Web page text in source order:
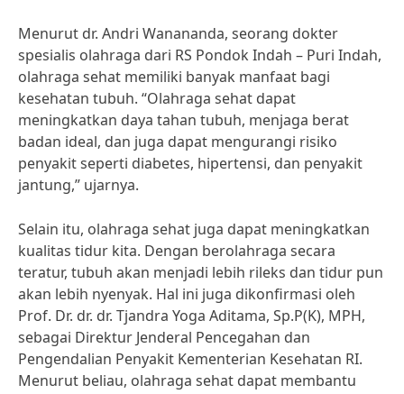
Menurut dr. Andri Wanananda, seorang dokter
spesialis olahraga dari RS Pondok Indah – Puri Indah,
olahraga sehat memiliki banyak manfaat bagi
kesehatan tubuh. “Olahraga sehat dapat
meningkatkan daya tahan tubuh, menjaga berat
badan ideal, dan juga dapat mengurangi risiko
penyakit seperti diabetes, hipertensi, dan penyakit
jantung,” ujarnya.
Selain itu, olahraga sehat juga dapat meningkatkan
kualitas tidur kita. Dengan berolahraga secara
teratur, tubuh akan menjadi lebih rileks dan tidur pun
akan lebih nyenyak. Hal ini juga dikonfirmasi oleh
Prof. Dr. dr. dr. Tjandra Yoga Aditama, Sp.P(K), MPH,
sebagai Direktur Jenderal Pencegahan dan
Pengendalian Penyakit Kementerian Kesehatan RI.
Menurut beliau, olahraga sehat dapat membantu